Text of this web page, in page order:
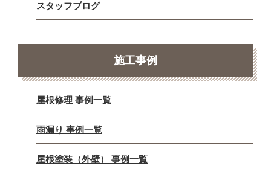
スタッフブログ
施工事例
屋根修理 事例一覧
雨漏り 事例一覧
屋根塗装（外壁） 事例一覧